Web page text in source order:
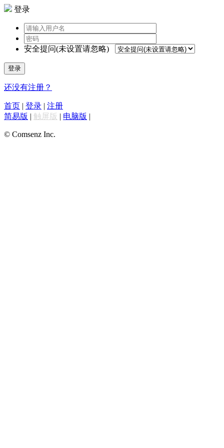
登录
安全提问(未设置请忽略)
登录
还没有注册？
首页 | 登录 | 注册
简易版 | 触屏版 | 电脑版 |
© Comsenz Inc.